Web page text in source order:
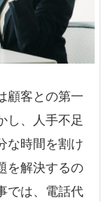
顧客との第一
し、人手不足
な時間を割け
を解決するの
では、電話代